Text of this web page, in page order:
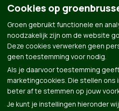
Cookies op
Groen gebruikt functionele en
noodzakelijk zijn om de website
Deze cookies verwerken geen
geen toestemming voor nodig.
Als je daarvoor toestemming
marketingcookies. Die stellen ons
beter af te stemmen op jouw
Je kunt je instellingen hieronder